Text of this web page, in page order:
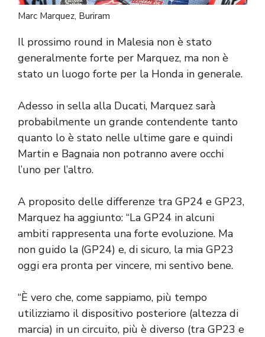
Marc Marquez, Buriram
Il prossimo round in Malesia non è stato
generalmente forte per Marquez, ma non è
stato un luogo forte per la Honda in generale.
Adesso in sella alla Ducati, Marquez sarà
probabilmente un grande contendente tanto
quanto lo è stato nelle ultime gare e quindi
Martin e Bagnaia non potranno avere occhi
l’uno per l’altro.
A proposito delle differenze tra GP24 e GP23,
Marquez ha aggiunto: “La GP24 in alcuni
ambiti rappresenta una forte evoluzione. Ma
non guido la (GP24) e, di sicuro, la mia GP23
oggi era pronta per vincere, mi sentivo bene.
“È vero che, come sappiamo, più tempo
utilizziamo il dispositivo posteriore (altezza di
marcia) in un circuito, più è diverso (tra GP23 e